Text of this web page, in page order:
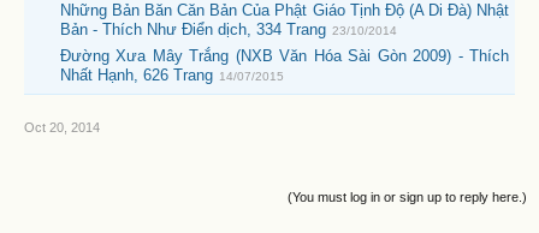
Những Bản Băn Căn Bản Của Phật Giáo Tịnh Độ (A Di Đà) Nhật
Bản - Thích Như Điển dịch, 334 Trang 23/10/2014
Đường Xưa Mây Trắng (NXB Văn Hóa Sài Gòn 2009) - Thích
Nhất Hạnh, 626 Trang 14/07/2015
Oct 20, 2014
(You must log in or sign up to reply here.)